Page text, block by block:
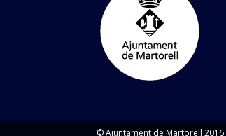
© Ajuntament de Martorell 2016